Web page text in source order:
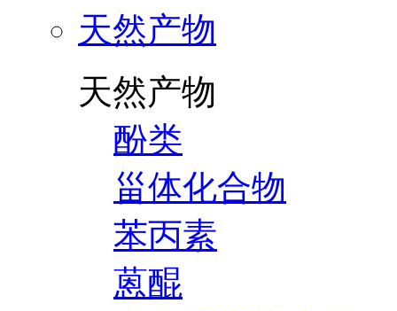
天然产物
天然产物
酚类
甾体化合物
苯丙素
蒽醌